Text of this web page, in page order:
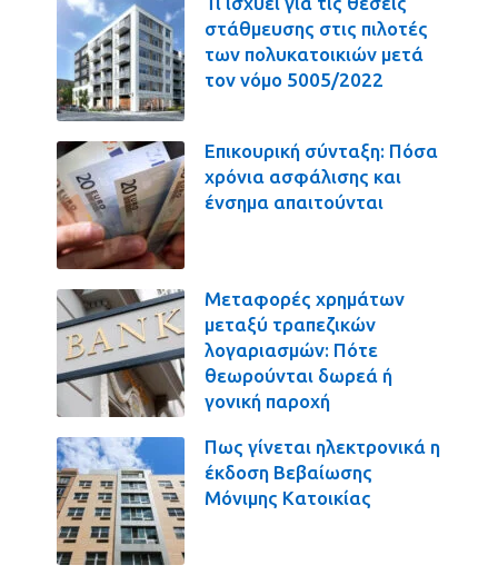
στάθμευσης στις πιλοτές
των πολυκατοικιών μετά
τον νόμο 5005/2022
Επικουρική σύνταξη: Πόσα
χρόνια ασφάλισης και
ένσημα απαιτούνται
Μεταφορές χρημάτων
μεταξύ τραπεζικών
λογαριασμών: Πότε
θεωρούνται δωρεά ή
γονική παροχή
Πως γίνεται ηλεκτρονικά η
έκδοση Βεβαίωσης
Μόνιμης Κατοικίας